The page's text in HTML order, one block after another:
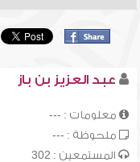
عبد العزيز بن باز
معلومات : ---
ملحوظة : ---
المستمعين : 302